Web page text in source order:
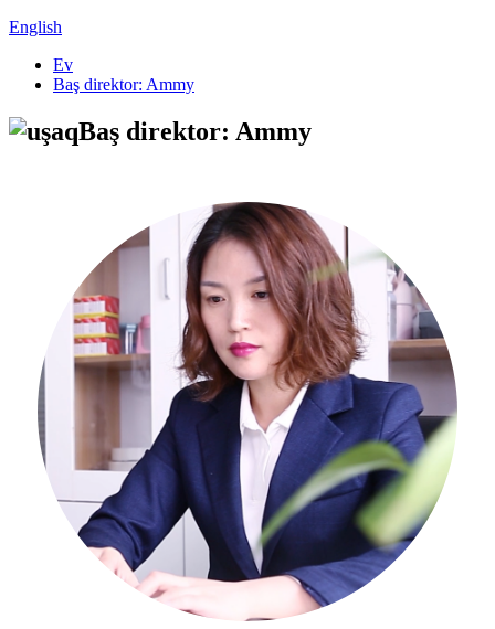
English
Ev
Baş direktor: Ammy
Baş direktor: Ammy